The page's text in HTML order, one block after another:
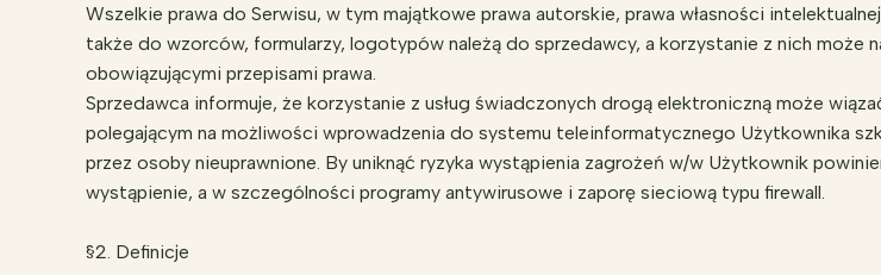
Wszelkie prawa do Serwisu, w tym majątkowe prawa autorskie, prawa własności
także do wzorców, formularzy, logotypów należą do sprzedawcy, a korzystanie z nich może
obowiązującymi przepisami prawa.
Sprzedawca informuje, że korzystanie z usług świadczonych drogą elektroniczną może
polegającym na możliwości wprowadzenia do systemu teleinformatycznego Użytkownika
przez osoby nieuprawnione. By uniknąć ryzyka wystąpienia zagrożeń w/w Użytkownik
wystąpienie, a w szczególności programy antywirusowe i zaporę sieciową typu firewall.
§2. Definicje